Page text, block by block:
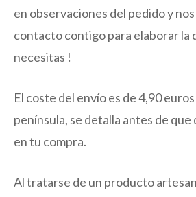
en observaciones del pedido y
contacto contigo para elaborar la
necesitas !
El coste del envío es de 4,90
península, se detalla antes de que
en tu compra.
Al tratarse de un producto